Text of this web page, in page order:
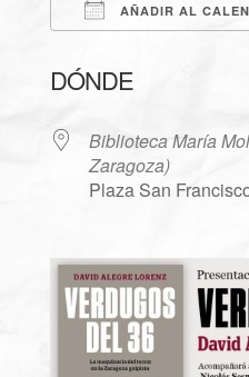
AÑADIR AL
DÓNDE
Biblioteca María
Zaragoza)
Plaza San